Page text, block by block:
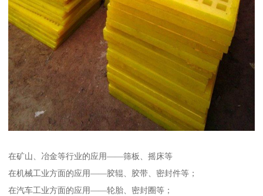
在矿山、冶金等行业的应用——筛板、摇床等
在机械工业方面的应用——胶辊、胶带、密封件等；
在汽车工业方面的应用——轮胎、密封圈等；